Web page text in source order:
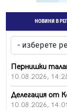
НОВИНИ В
Пернишки
10.08.2026,
Делегация от
10.08.2026, 14:01